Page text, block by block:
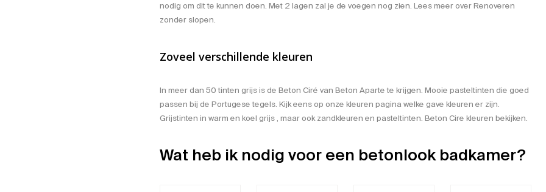
nodig om dit te kunnen doen. Met 2 lagen zal je de voegen nog zien. Lees meer overRenoveren
zonder slopen.
Zoveel verschillende kleuren
In meer dan 50 tinten grijs is de Beton Ciré van Beton Aparte te krijgen. Mooie pasteltinten die goed
passen bij de Portugese tegels. Kijk eens op onze kleuren pagina welke gave kleuren er zijn.
Grijstinten in warm en koel grijs , maar ook zandkleuren en pasteltinten. Beton Cire kleuren bekijken.
Wat heb ik nodig voor een betonlook badkamer?